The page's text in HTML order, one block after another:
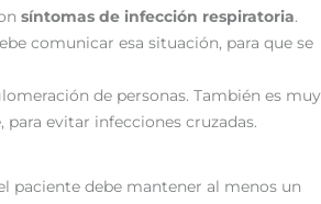
síntomas de infección respiratoria.
comunicar esa situación, para que se
de personas. También es muy
evitar infecciones cruzadas.
paciente debe mantener al menos un